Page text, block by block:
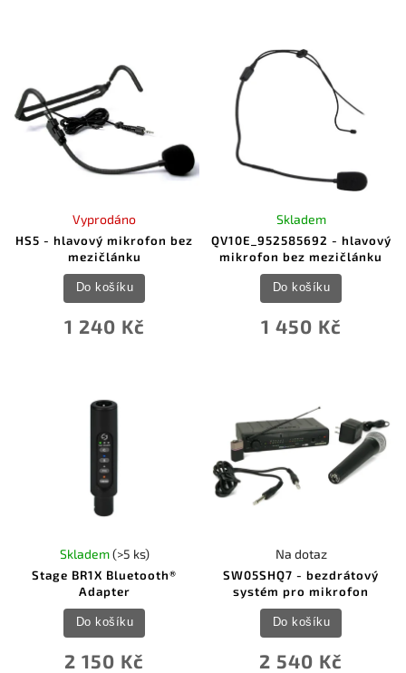
HS5 - hlavový mikrofon bez
mezičlánku
Vyprodáno
1 240 Kč
Do košíku
QV10E_952585692 - hlavový
mikrofon bez mezičlánku
Skladem
1 450 Kč
Do košíku
Stage BR1X Bluetooth®
Adapter
Skladem(>5 ks)
2 150 Kč
Do košíku
SW05SHQ7 - bezdrátový
systém pro mikrofon
Na dotaz
2 540 Kč
Do košíku